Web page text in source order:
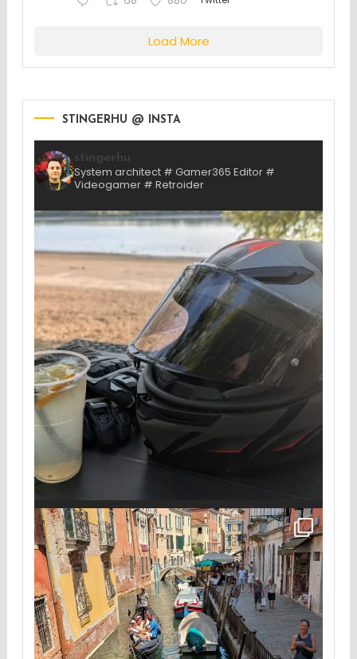
Load More
STINGERHU @ INSTA
System architect # Gamer365 Editor #
Videogamer # Retroider